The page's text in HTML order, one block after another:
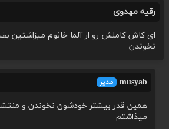
رقیه مهدوی
ای کاش کاملش رو از آلما خانوم میزاشتین
نخوندن
musyab مدیر
همین قدر بیشتر خودشون نخوندن و منتشر
میذاشتم